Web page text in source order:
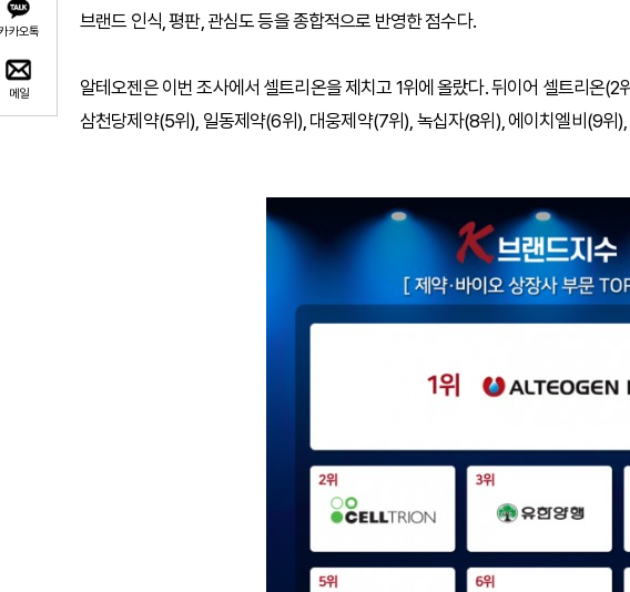
카오톡
메일
브랜드 인식, 평판, 관심도 등을 종합적으로 반영한 점수다.
알테오젠은 이번 조사에서 셀트리온을 제치고 1위에 올랐다. 뒤이어 셀트리온
삼천당제약(5위), 일동제약(6위), 대웅제약(7위), 녹십자(8위), 에이치엘비(9위